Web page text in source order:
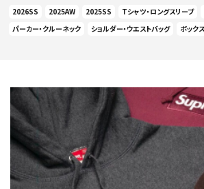
2026SS 2025AW 2025SS Tシャツ・ロングスリーブ
パーカー・クルーネック
ショルダー・ウエストバッグ ボック